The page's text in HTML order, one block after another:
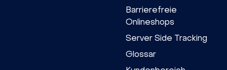
Barrierefreie
Onlineshops
Server Side Tracking
Glossar